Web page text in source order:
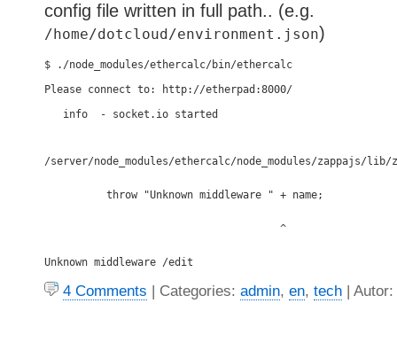
config file written in full path.. (e.g.
/home/dotcloud/environment.json)
$ ./node_modules/ethercalc/bin/ethercalc
Please connect to: http://etherpad:8000/
   info  - socket.io started
/server/node_modules/ethercalc/node_modules/zappajs/lib/
          throw "Unknown middleware " + name;
                                      ^
4 Comments | Categories: admin, en, tech |